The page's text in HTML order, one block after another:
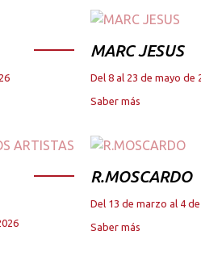
MARC JESUS
Del 8 al 23 de mayo de
Saber más
R.MOSCARDO
Del 13 de marzo al 4
Saber más